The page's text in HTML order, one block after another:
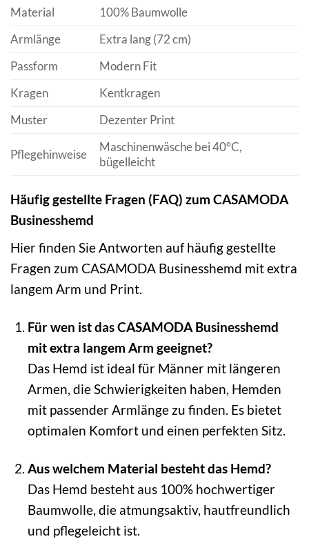
Material
100% Baumwolle
Armlänge
Extra lang (72 cm)
Passform
Modern Fit
Kragen
Kentkragen
Muster
Dezenter Print
Pflegehinweise
Maschinenwäsche bei 40°C,
bügelleicht
Häufig gestellte Fragen (FAQ) zum CASAMODA
Businesshemd
Hier finden Sie Antworten auf häufig gestellte
Fragen zum CASAMODA Businesshemd mit extra
langem Arm und Print.
Für wen ist das CASAMODA Businesshemd
mit extra langem Arm geeignet?
Das Hemd ist ideal für Männer mit längeren
Armen, die Schwierigkeiten haben, Hemden
mit passender Armlänge zu finden. Es bietet
optimalen Komfort und einen perfekten Sitz.
Aus welchem Material besteht das Hemd?
Das Hemd besteht aus 100% hochwertiger
Baumwolle, die atmungsaktiv, hautfreundlich
und pflegeleicht ist.